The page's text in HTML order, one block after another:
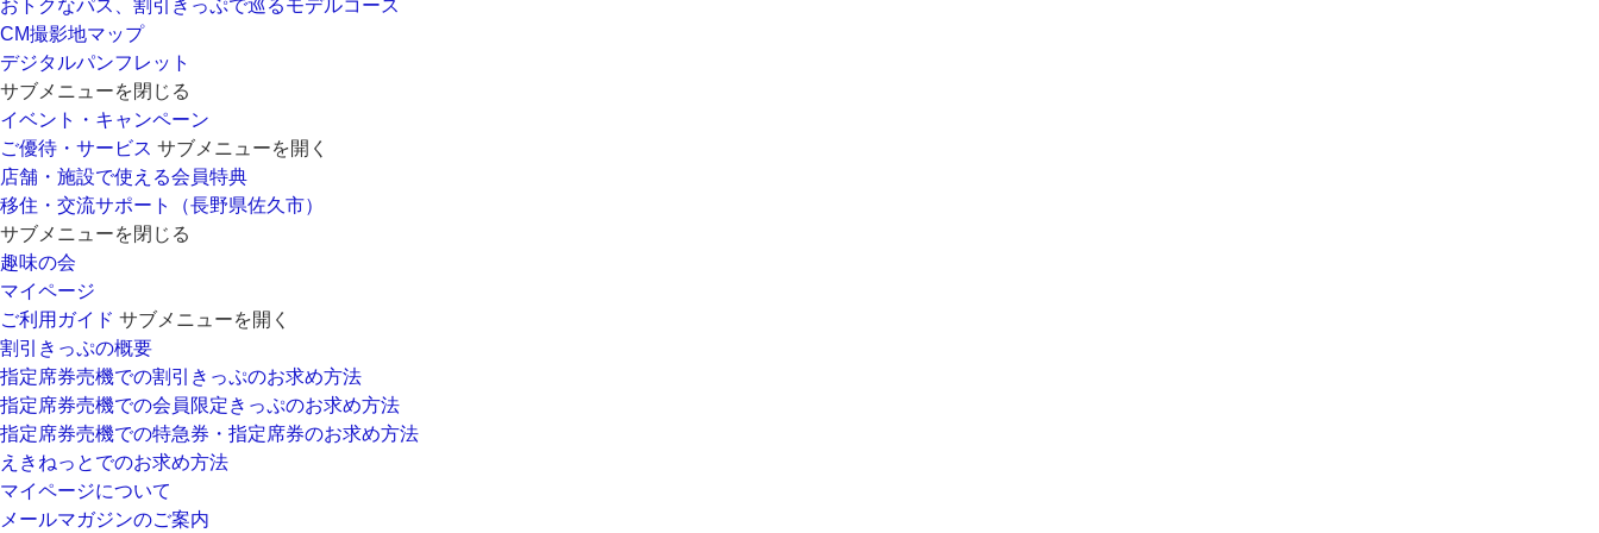
おトクなパス、割引きっぷで巡るモデルコース
CM撮影地マップ
デジタルパンフレット
サブメニューを閉じる
イベント・キャンペーン
ご優待・サービス サブメニューを開く
店舗・施設で使える会員特典
移住・交流サポート（長野県佐久市）
サブメニューを閉じる
趣味の会
マイページ
ご利用ガイド サブメニューを開く
割引きっぷの概要
指定席券売機での割引きっぷのお求め方法
指定席券売機での会員限定きっぷのお求め方法
指定席券売機での特急券・指定席券のお求め方法
えきねっとでのお求め方法
マイページについて
メールマガジンのご案内